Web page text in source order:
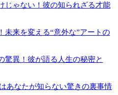
じゃない！彼の知られざる才能
未来を変える“意外な”アートの
驚異！彼が語る人生の秘密と
あなたが知らない驚きの裏事情